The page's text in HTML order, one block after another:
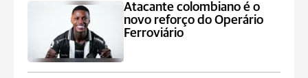
Atacante colombiano é o
novo reforço do Operário
Ferroviário